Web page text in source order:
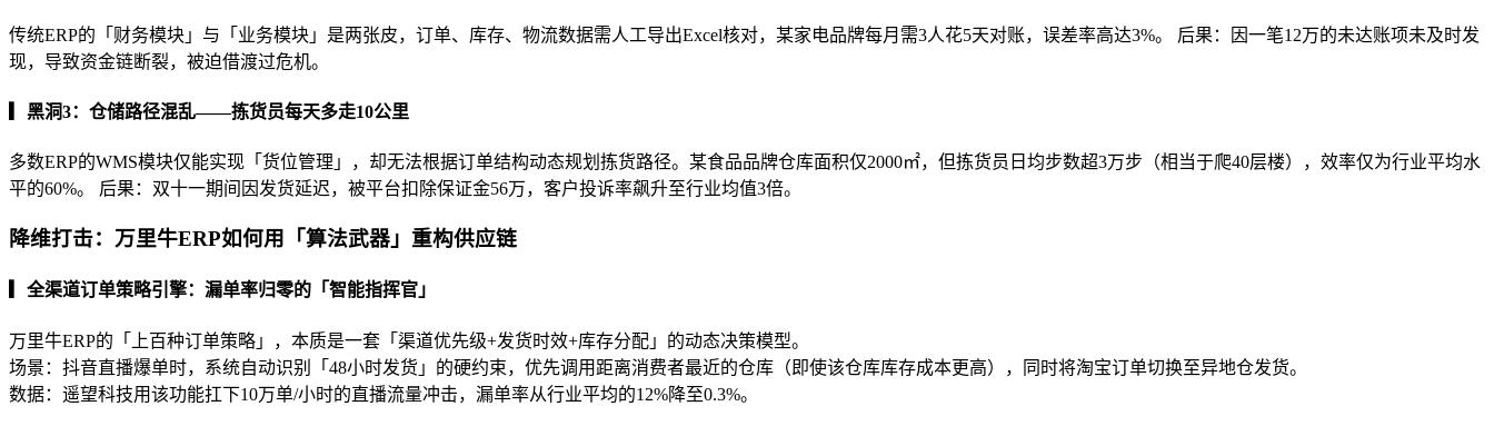
传统ERP的「财务模块」与「业务模块」是两张皮，订单、库存、物流数据需人工导出Excel核对，某家电品牌每月需3人花5天对账，误差率高达3%。 后果：因一笔12万的未达账项未及时发
现，导致资金链断裂，被迫借渡过危机。
▎黑洞3：仓储路径混乱——拣货员每天多走10公里
多数ERP的WMS模块仅能实现「货位管理」，却无法根据订单结构动态规划拣货路径。某食品品牌仓库面积仅2000㎡，但拣货员日均步数超3万步（相当于爬40层楼），效率仅为行业平均水
平的60%。 后果：双十一期间因发货延迟，被平台扣除保证金56万，客户投诉率飙升至行业均值3倍。
降维打击：万里牛ERP如何用「算法武器」重构供应链
▎全渠道订单策略引擎：漏单率归零的「智能指挥官」
万里牛ERP的「上百种订单策略」，本质是一套「渠道优先级+发货时效+库存分配」的动态决策模型。
场景：抖音直播爆单时，系统自动识别「48小时发货」的硬约束，优先调用距离消费者最近的仓库（即使该仓库库存成本更高），同时将淘宝订单切换至异地仓发货。
数据：遥望科技用该功能扛下10万单/小时的直播流量冲击，漏单率从行业平均的12%降至0.3%。